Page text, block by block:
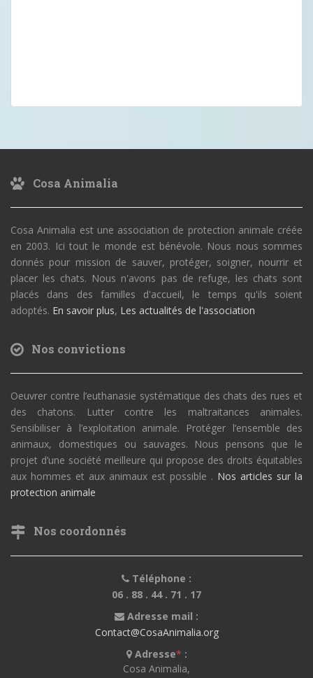
Cosa Animalia
Cosa Animalia est une association de protection animale créée
en 2003. Ici tout le monde est bénévole. Nous nous sommes
donnés pour mission de sauver, protéger, soigner, nourrir et
placer les chats. Nous n'avons pas de refuge, les chats sont
placés dans des familles d'accueil, le temps qu'ils soient
adoptés. En savoir plus, Les actualités de l'association
Nos convictions
Oeuvrer contre l’euthanasie systématique des chats des rues et
des chatons. Lutter contre les maltraitances animales.
Sensibiliser à l’exploitation animale. Protéger l’ensemble des
animaux, domestiques ou sauvages. Nous pensons que le
projet d’une société meilleure qui propose des droits équitables
aux hommes et aux animaux est possible . Nos articles sur la
protection animale
Nos coordonnés
Téléphone :
06 . 88 . 44 . 71 . 17
Adresse mail :
Contact@CosaAnimalia.org
Adresse* :
Cosa Animalia,